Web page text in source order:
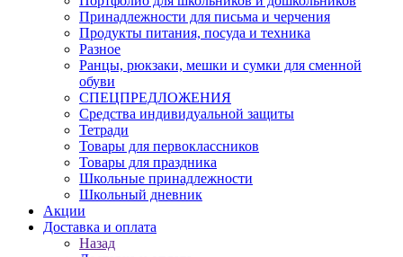
Принадлежности для письма и черчения
Продукты питания, посуда и техника
Разное
Ранцы, рюкзаки, мешки и сумки для сменной
обуви
СПЕЦПРЕДЛОЖЕНИЯ
Средства индивидуальной защиты
Тетради
Товары для первоклассников
Товары для праздника
Школьные принадлежности
Школьный дневник
Акции
Доставка и оплата
Назад